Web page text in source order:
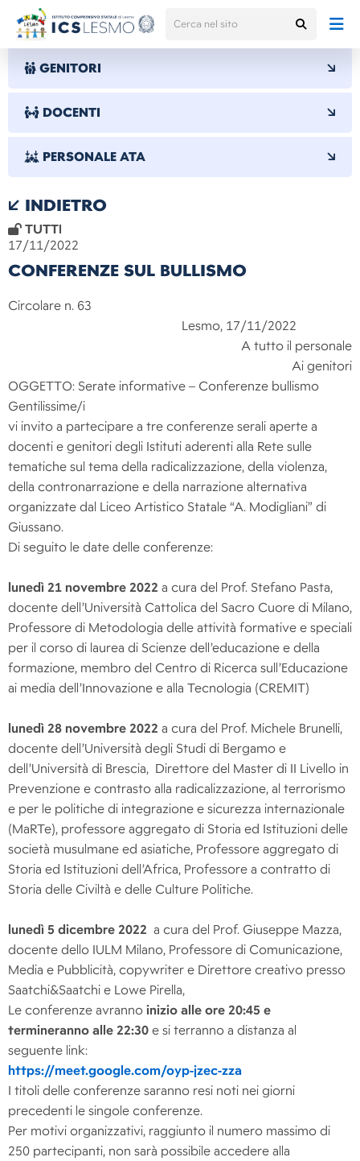
GENITORI
DOCENTI
PERSONALE ATA
INDIETRO
TUTTI
17/11/2022
CONFERENZE SUL BULLISMO
Circolare n. 63
Lesmo, 17/11/2022
A tutto il personale
Ai genitori
OGGETTO: Serate informative – Conferenze bullismo
Gentilissime/i
vi invito a partecipare a tre conferenze serali aperte a
docenti e genitori degli Istituti aderenti alla Rete sulle
tematiche sul tema della radicalizzazione, della violenza,
della contronarrazione e della narrazione alternativa
organizzate dal Liceo Artistico Statale “A. Modigliani” di
Giussano.
Di seguito le date delle conferenze:
lunedì 21 novembre 2022 a cura del Prof. Stefano Pasta,
docente dell’Università Cattolica del Sacro Cuore di Milano,
Professore di Metodologia delle attività formative e speciali
per il corso di laurea di Scienze dell’educazione e della
formazione, membro del Centro di Ricerca sull’Educazione
ai media dell’Innovazione e alla Tecnologia (CREMIT)
lunedì 28 novembre 2022 a cura del Prof. Michele Brunelli,
docente dell’Università degli Studi di Bergamo e
dell’Università di Brescia, Direttore del Master di II Livello in
Prevenzione e contrasto alla radicalizzazione, al terrorismo
e per le politiche di integrazione e sicurezza internazionale
(MaRTe), professore aggregato di Storia ed Istituzioni delle
società musulmane ed asiatiche, Professore aggregato di
Storia ed Istituzioni dell’Africa, Professore a contratto di
Storia delle Civiltà e delle Culture Politiche.
lunedì 5 dicembre 2022 a cura del Prof. Giuseppe Mazza,
docente dello IULM Milano, Professore di Comunicazione,
Media e Pubblicità, copywriter e Direttore creativo presso
Saatchi&Saatchi e Lowe Pirella,
Le conferenze avranno inizio alle ore 20:45 e
termineranno alle 22:30 e si terranno a distanza al
seguente link:
https://meet.google.com/oyp-jzec-zza
I titoli delle conferenze saranno resi noti nei giorni
precedenti le singole conferenze.
Per motivi organizzativi, raggiunto il numero massimo di
250 partecipanti, non sarà possibile accedere alla